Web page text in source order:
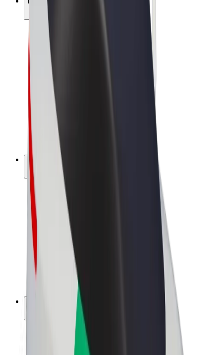
Vožnje
Romobili
Bolt Market
Bolt Food
Bolt Drive
Bolt for Business
Električni bicikli
Bolt Plus
Zarađuj uz Bolt
Vozači
Zarada vozača
Dostavljači
Zarada dostavljača
Bolt Food trgovci
O platformi Bolt